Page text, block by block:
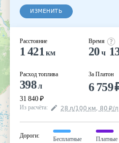
ИЗМЕНИТЬ
Расстояние
1 421 км
Расход топлива
398л
31 840 ₽
Время
20 ч
За Платон
6 759
Из расчёта: 28 л/100 км, 80 ₽/л
Дороги:
Бесплатные Платные